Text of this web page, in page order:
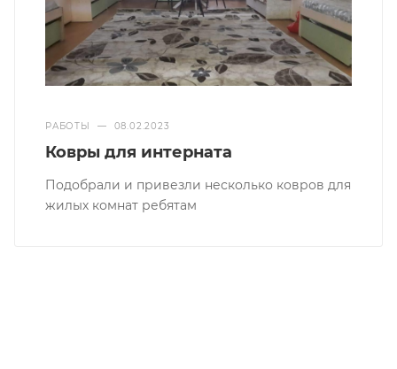
РАБОТЫ — 08.02.2023
Ковры для интерната
Подобрали и привезли несколько ковров для
жилых комнат ребятам